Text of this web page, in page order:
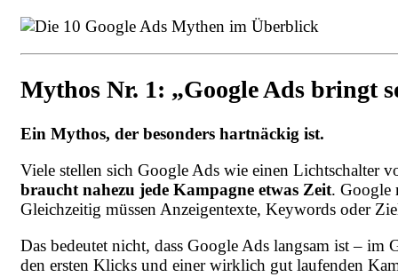
Mythos Nr. 1: „Google Ads bringt
Ein Mythos, der besonders hartnäckig ist.
Viele stellen sich Google Ads wie einen Lichtschalter
braucht nahezu jede Kampagne etwas Zeit. Google
Gleichzeitig müssen Anzeigentexte, Keywords oder
Das bedeutet nicht, dass Google Ads langsam ist – im
den ersten Klicks und einer wirklich gut laufenden